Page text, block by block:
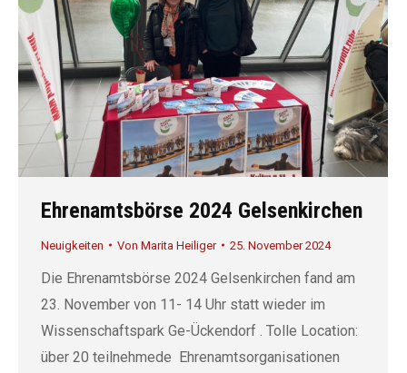
Ehrenamtsbörse 2024 Gelsenkirchen
Neuigkeiten Von Marita Heiliger 25. November 2024
Die Ehrenamtsbörse 2024 Gelsenkirchen fand am
23. November von 11- 14 Uhr statt wieder im
Wissenschaftspark Ge-Ückendorf . Tolle Location:
über 20 teilnehmede Ehrenamtsorganisationen